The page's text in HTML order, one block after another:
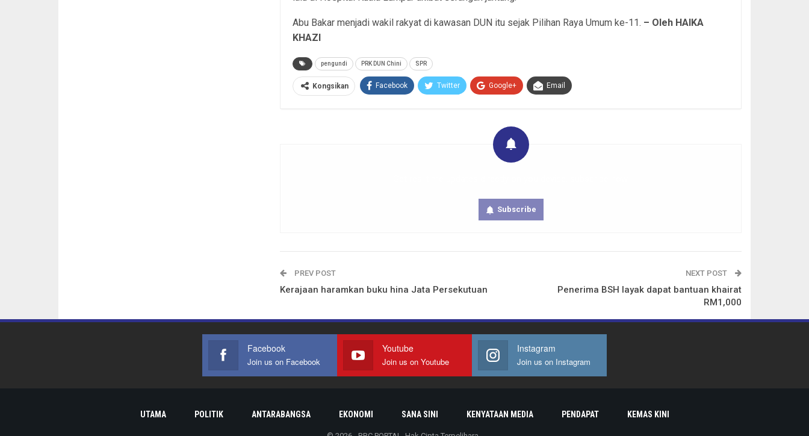
Abu Bakar menjadi wakil rakyat di kawasan DUN itu sejak Pilihan Raya Umum ke-11. – Oleh HAIKA
KHAZI
pengundi PRK DUN Chini SPR
Kongsikan Facebook Twitter Google+ Email
Subscribe
PREV POST
Kerajaan haramkan buku hina Jata Persekutuan
NEXT POST
Penerima BSH layak dapat bantuan khairat
RM1,000
Facebook
Join us on Facebook
Youtube
Join us on Youtube
Instagram
Join us on Instagram
UTAMA POLITIK ANTARABANGSA EKONOMI SANA SINI KENYATAAN MEDIA PENDAPAT KEMAS KINI